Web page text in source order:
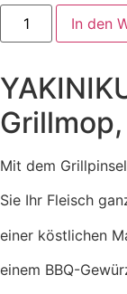
YAKINIKU
Grillpinsel,
Grillmop,
Menge
In den
Mit dem
Sie Ihr Fleisch
einer köstlichen
einem BBQ-